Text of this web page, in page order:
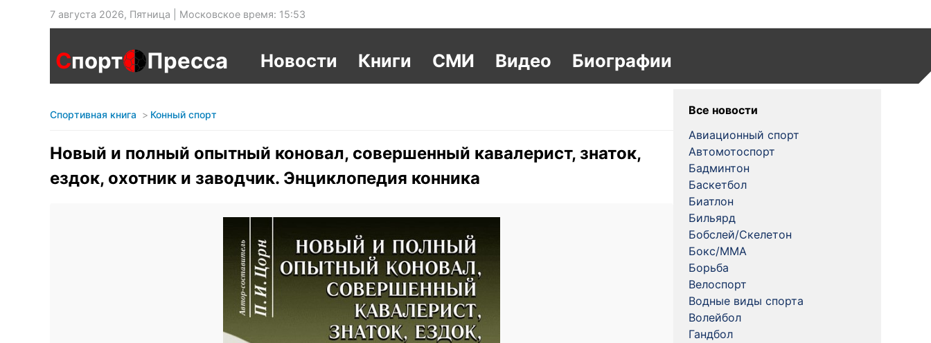
7 августа 2026, Пятница | Московское время: 15:53
Спорт Пресса Новости Книги СМИ Видео Биографии
Спортивная книга Конный спорт
Новый и полный опытный коновал, совершенный кавалерист, знаток,
ездок, охотник и заводчик. Энциклопедия конника
Все новости
Авиационный спорт
Автомотоспорт
Бадминтон
Баскетбол
Биатлон
Бильярд
Бобслей/Скелетон
Бокс/MMA
Борьба
Велоспорт
Водные виды спорта
Волейбол
Гандбол